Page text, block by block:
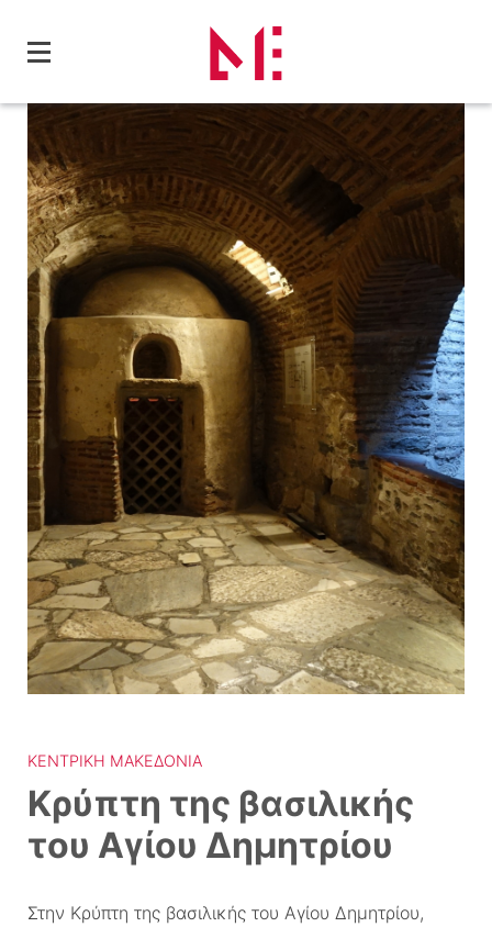
ΚΕΝΤΡΙΚΉ ΜΑΚΕΔΟΝΊΑ
Κρύπτη της βασιλικής
του Αγίου Δημητρίου
Στην Κρύπτη της βασιλικής του Αγίου Δημητρίου,